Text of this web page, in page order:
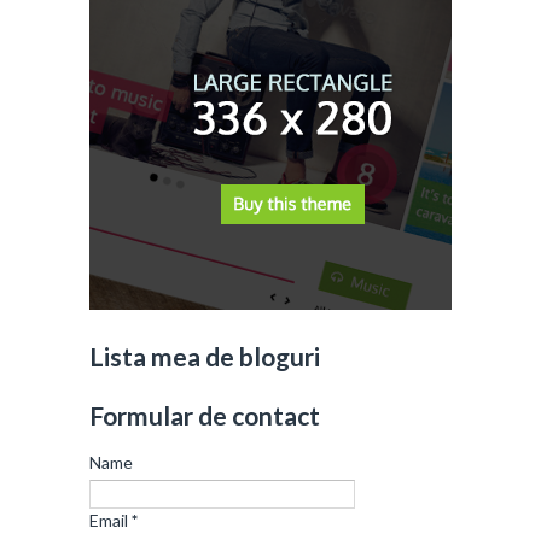
Lista mea de bloguri
Formular de contact
Name
Email *